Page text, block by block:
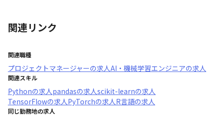
関連リンク
関連職種
プロジェクトマネージャーの求人AI・機械学習エンジニアの求人
関連スキル
Pythonの求人pandasの求人scikit-learnの求人
TensorFlowの求人PyTorchの求人R言語の求人
同じ勤務地の求人